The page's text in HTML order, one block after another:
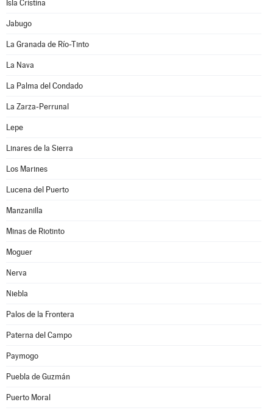
Isla Cristina
Jabugo
La Granada de Río-Tinto
La Nava
La Palma del Condado
La Zarza-Perrunal
Lepe
Linares de la Sierra
Los Marines
Lucena del Puerto
Manzanilla
Minas de Riotinto
Moguer
Nerva
Niebla
Palos de la Frontera
Paterna del Campo
Paymogo
Puebla de Guzmán
Puerto Moral